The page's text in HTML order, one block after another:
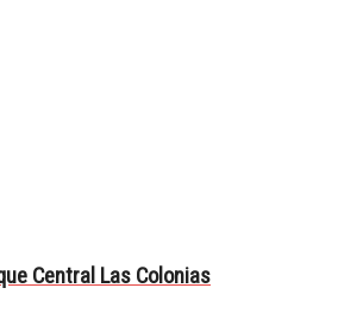
Central Las Colonias